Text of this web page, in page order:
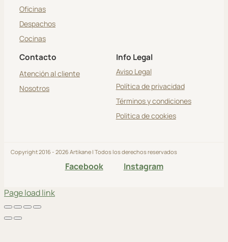
Oficinas
Despachos
Cocinas
Contacto
Atención al cliente
Nosotros
Info Legal
Aviso Legal
Política de privacidad
Términos y condiciones
Politica de cookies
Copyright 2016 - 2026 Artikane | Todos los derechos reservados
Facebook Instagram
Page load link